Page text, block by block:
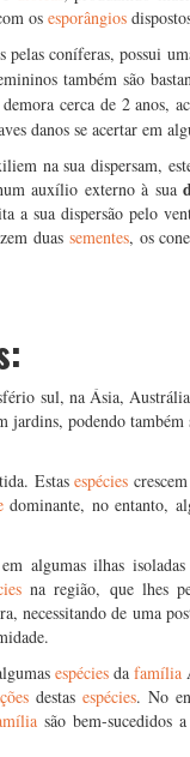
os esporângios
pelas coníferas, possui
também são
cerca de 2 anos,
danos se acertar em
na sua dispersam,
auxílio externo à sua
a sua dispersão pelo
duas sementes, os
sul, na Ásia,
jardins, podendo
Estasespécies
dominante, no entanto,
em algumas ilhas
na região, que lhes
necessitando de uma
espécies da família
destas espécies. No
são bem-sucedidos a